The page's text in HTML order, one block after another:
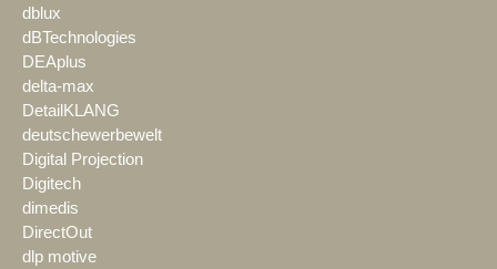
dblux
dBTechnologies
DEAplus
delta-max
DetailKLANG
deutschewerbewelt
Digital Projection
Digitech
dimedis
DirectOut
dlp motive